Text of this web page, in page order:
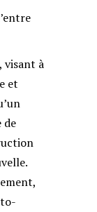
, visant à
et
de